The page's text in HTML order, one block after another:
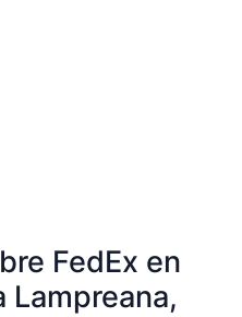
FedEx en
Lampreana,